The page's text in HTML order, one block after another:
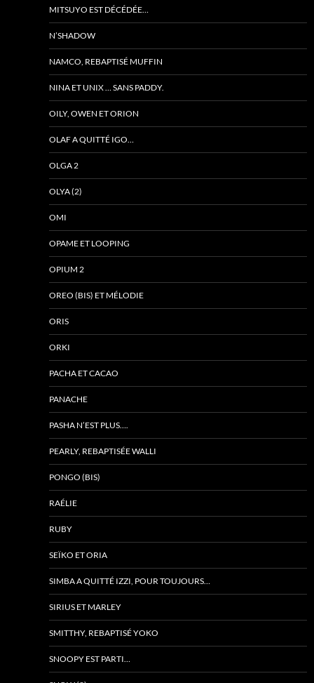
MITSUYO EST DÉCÉDÉE…
N’SHADOW
NAMCO, REBAPTISÉ MUFFIN
NINA ET UNIX … SANS PADDY.
OILY, OWEN ET ORION
OLAF A QUITTÉ IGO…
OLGA 2
OLYA (2)
OMI
OPAME ET LOOPING
OPIUM 2
OREO (BIS) ET MÉLODIE
ORIS
ORKI
PACHA ET CACAO
PANACHE
PASHA N’EST PLUS….
PEARLY, REBAPTISÉE WALLI
PONGO (BIS)
RAÉLIE
RUBY
SEÏKO ET ORIA
SIMBA A QUITTÉ IZZI, POUR TOUJOURS…
SIRIUS ET MARLEY
SMITTHY, REBAPTISÉ YOKO
SNOOPY EST PARTI…